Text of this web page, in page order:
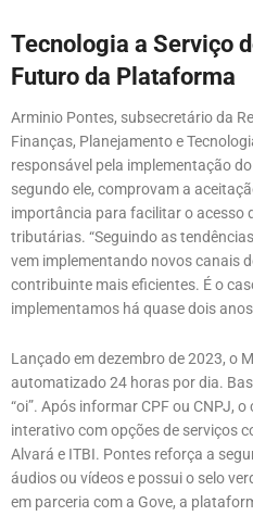
Tecnologia a Serviço
Futuro da Plataforma
Arminio Pontes, subsecretário da
Finanças, Planejamento e
responsável pela implementação
segundo ele, comprovam a
importância para facilitar o acesso
tributárias. “Seguindo as
vem implementando novos canais
contribuinte mais eficientes. É o
implementamos há quase dois
Lançado em dezembro de 2023, o
automatizado 24 horas por dia.
“oi”. Após informar CPF ou CNPJ,
interativo com opções de serviços
Alvará e ITBI. Pontes reforça a
áudios ou vídeos e possui o selo
em parceria com a Gove, a